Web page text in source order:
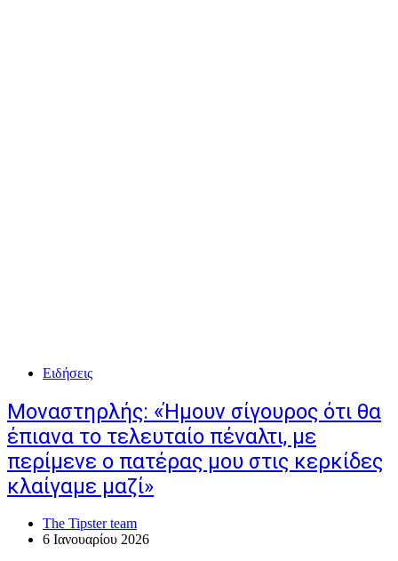
Ειδήσεις
Μοναστηρλής: «Ήμουν σίγουρος ότι θα
έπιανα το τελευταίο πέναλτι, με
περίμενε ο πατέρας μου στις κερκίδες
κλαίγαμε μαζί»
The Tipster team
6 Ιανουαρίου 2026